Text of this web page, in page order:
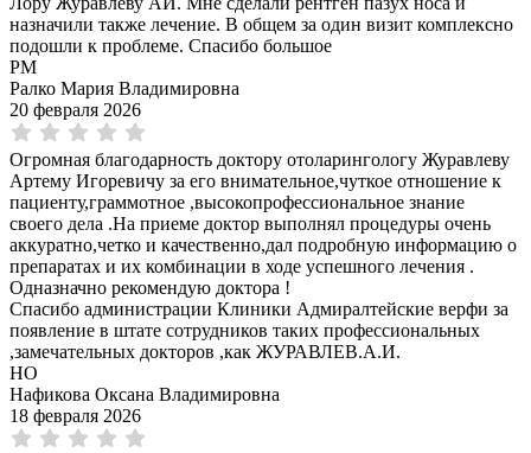
назначили также лечение. В общем за один визит комплексно
подошли к проблеме. Спасибо большое
РМ
Ралко Мария Владимировна
20 февраля 2026
Огромная благодарность доктору отоларингологу Журавлеву
Артему Игоревичу за его внимательное,чуткое отношение к
пациенту,граммотное ,высокопрофессиональное знание
своего дела .На приеме доктор выполнял процедуры очень
аккуратно,четко и качественно,дал подробную информацию о
препаратах и их комбинации в ходе успешного лечения .
Одназначно рекомендую доктора !
Спасибо администрации Клиники Адмиралтейские верфи за
появление в штате сотрудников таких профессиональных
,замечательных докторов ,как ЖУРАВЛЕВ.А.И.
НО
Нафикова Оксана Владимировна
18 февраля 2026